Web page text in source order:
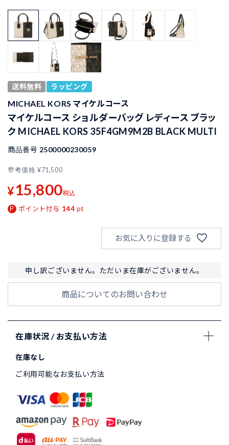
送料無料 ラッピング
MICHAEL KORS マイケルコース
マイケルコース ショルダーバッグ レディース ブラッ
ク MICHAEL KORS 35F4GM9M2B BLACK MULTI
商品番号 2500000230059
参考価格 ¥71,500
¥15,800税込
ポイント付与 144 pt
お気に入りに登録する
申し訳ございません。ただいま在庫がございません。
商品についてのお問い合わせ
在庫状況 / お支払い方法
在庫なし
ご利用可能なお支払い方法